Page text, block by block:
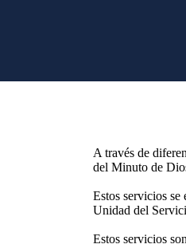
A través de
del Minuto de
Estos servicios
Unidad del
Estos servicios